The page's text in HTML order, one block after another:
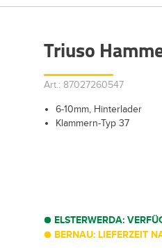
Triuso
Art.: 87027260547
6-10mm, Hinterlader
Klammern-Typ 37
ELSTERWERDA:
BERNAU: LIEFERZEIT